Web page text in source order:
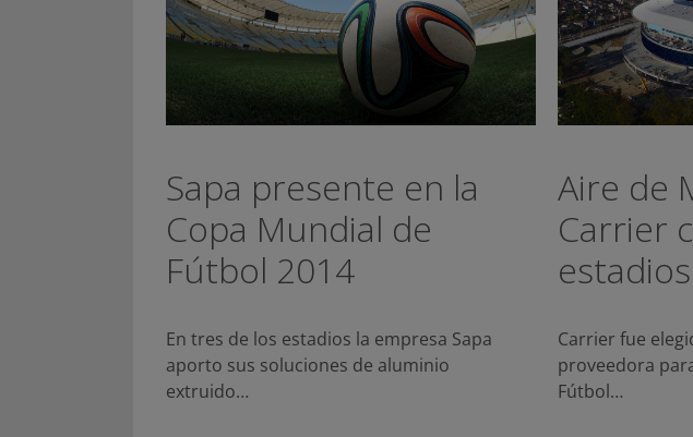
Sapa presente en la
Copa Mundial de
Fútbol 2014
En tres de los estadios la empresa Sapa
aporto sus soluciones de aluminio
extruido…
Aire de
Carrier
Carrier fue
proveedora
Fútbol…